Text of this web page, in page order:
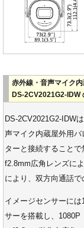
赤外線・音声マイク
DS-2CV2021G2-IDW
DS-2CV2021G2-IDW
声マイク内蔵屋外用
ターと接続すること
f2.8mm広角レンズに
により、双方向通話で
イメージセンサーに
サーを搭載し、1080P